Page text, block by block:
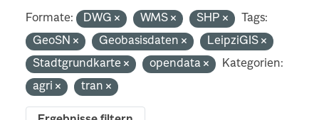
Formate: DWG WMS SHP
Tags:
GeoSN
Geobasisdaten
LeipziGIS
Stadtgrundkarte
opendata
Kategorien:
agri
tran